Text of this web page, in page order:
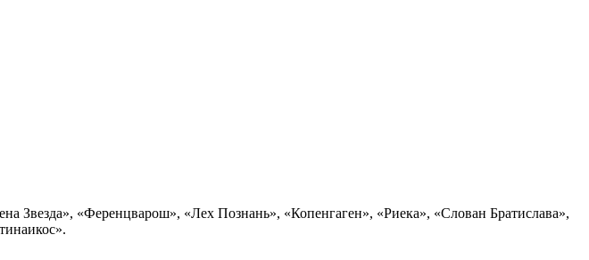
«Ференцварош», «Лех Познань», «Копенгаген», «Риека», «Слован Братислава»,